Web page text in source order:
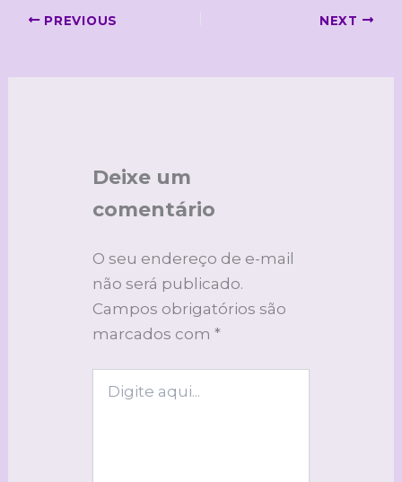
PREVIOUS NEXT
Deixe um
comentário
O seu endereço de e-mail
não será publicado.
Campos obrigatórios são
marcados com *
aqui...